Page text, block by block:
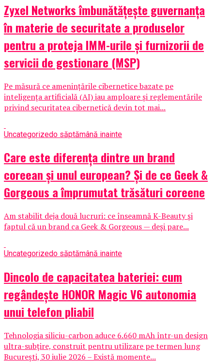
Zyxel Networks îmbunătățește guvernanța
în materie de securitate a produselor
pentru a proteja IMM-urile și furnizorii de
servicii de gestionare (MSP)
Pe măsură ce amenințările cibernetice bazate pe
inteligența artificială (AI) iau amploare și reglementările
privind securitatea cibernetică devin tot mai...
Uncategorizedo săptămână inainte
Care este diferența dintre un brand
coreean și unul european? Și de ce Geek &
Gorgeous a împrumutat trăsături coreene
Am stabilit deja două lucruri: ce înseamnă K-Beauty și
faptul că un brand ca Geek & Gorgeous — deși pare...
Uncategorizedo săptămână inainte
Dincolo de capacitatea bateriei: cum
regândește HONOR Magic V6 autonomia
unui telefon pliabil
Tehnologia siliciu-carbon aduce 6.660 mAh într-un design
ultra-subțire, construit pentru utilizare pe termen lung
București, 30 iulie 2026 – Există momente...